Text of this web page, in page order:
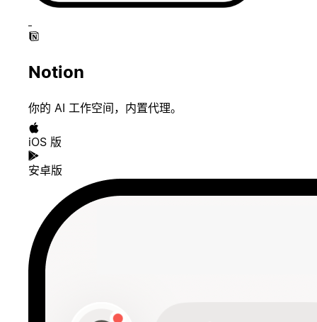
Notion
你的 AI 工作空间，内置代理。
iOS 版
安卓版